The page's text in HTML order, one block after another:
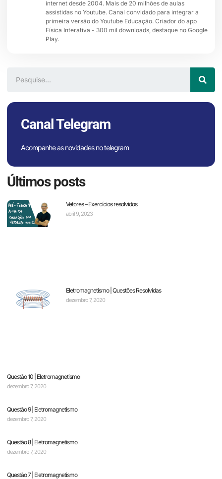
internet desde 2004. Mais de 20 milhões de aulas
assistidas no Youtube. Canal convidado para integrar a
primeira versão do Youtube Educação. Criador do app
Física Interativa - 300 mil downloads, destaque no Google
Play.
Canal Telegram
Acompanhe as novidades no telegram
Últimos posts
Vetores – Exercícios resolvidos
abril 9, 2023
Eletromagnetismo | Questões Resolvidas
dezembro 7, 2020
Questão 10 | Eletromagnetismo
dezembro 7, 2020
Questão 9 | Eletromagnetismo
dezembro 7, 2020
Questão 8 | Eletromagnetismo
dezembro 7, 2020
Questão 7 | Eletromagnetismo